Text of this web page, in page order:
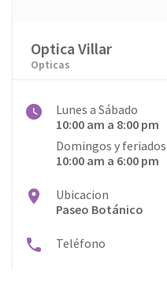
Optica Villar
Opticas
Lunes a Sábado
10:00 am a 8:00 pm
Domingos y feriados
10:00 am a 6:00 pm
Ubicacion
Paseo Botánico
Teléfono